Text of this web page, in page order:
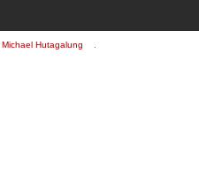
Michael Hutagalung